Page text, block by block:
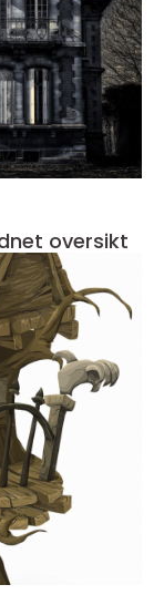
oversikt